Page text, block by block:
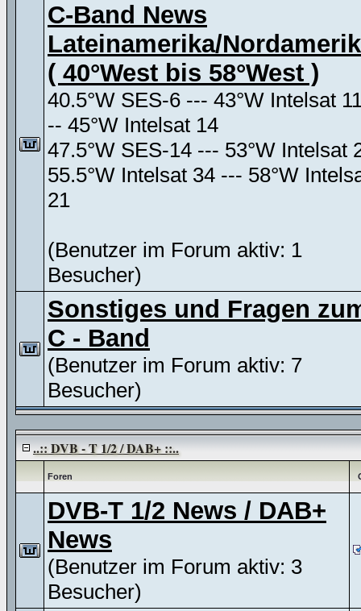
C-Band News
Lateinamerika/
( 40°West bis 58°West )
40.5°W SES-6 --- 43°W Intelsat
-- 45°W Intelsat 14
47.5°W SES-14 --- 53°W Intelsat
55.5°W Intelsat 34 --- 58°W
21
(Benutzer im Forum aktiv: 1
Besucher)
Sonstiges und Fragen
C - Band
(Benutzer im Forum aktiv: 7
Besucher)
..:: DVB - T 1/2 / DAB+ ::..
Foren
DVB-T 1/2 News / DAB+
News
(Benutzer im Forum aktiv: 3
Besucher)